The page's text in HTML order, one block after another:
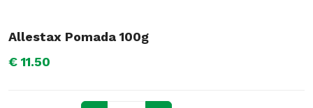
Allestax Pomada 100g
€ 11.50